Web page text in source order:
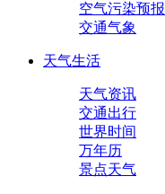
空气污染预报
交通气象
天气生活
天气资讯
交通出行
世界时间
万年历
景点天气